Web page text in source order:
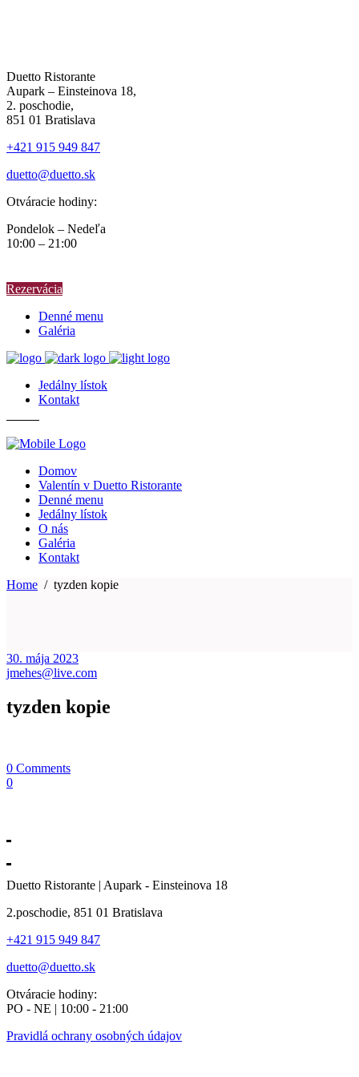
Duetto Ristorante
Aupark – Einsteinova 18,
2. poschodie,
851 01 Bratislava
+421 915 949 847
duetto@duetto.sk
Otváracie hodiny:
Pondelok – Nedeľa
10:00 – 21:00
Rezervácia
Denné menu
Galéria
Jedálny lístok
Kontakt
Domov
Valentín v Duetto Ristorante
Denné menu
Jedálny lístok
O nás
Galéria
Kontakt
Home / tyzden kopie
30. mája 2023
jmehes@live.com
tyzden kopie
0 Comments
0
Duetto Ristorante | Aupark - Einsteinova 18
2.poschodie, 851 01 Bratislava
+421 915 949 847
duetto@duetto.sk
Otváracie hodiny:
PO - NE | 10:00 - 21:00
Pravidlá ochrany osobných údajov